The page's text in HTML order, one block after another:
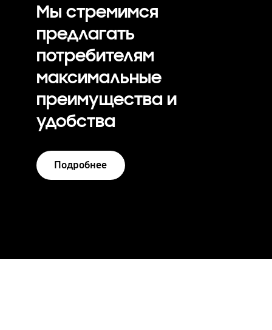
Мы стремимся
предлагать
потребителям
максимальные
преимущества и
удобства
Подробнее